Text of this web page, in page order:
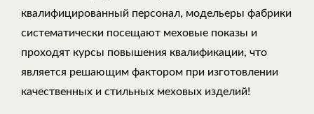
квалифицированный персонал, модельеры фабрики
систематически посещают меховые показы и
проходят курсы повышения квалификации, что
является решающим фактором при изготовлении
качественных и стильных меховых изделий!